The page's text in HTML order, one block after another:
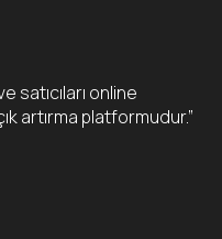
satıcıları online
artırma platformudur.”